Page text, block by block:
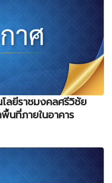
โลยีราชมงคลศรีวิชัย
นที่ภายในอาคาร